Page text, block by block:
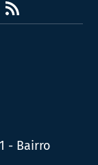
RSS
- Bairro